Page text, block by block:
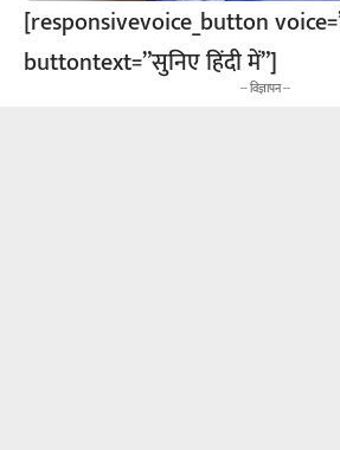
[responsivevoice_button
buttontext=”सुनिए हिंदी में”]
-- विज्ञापन --